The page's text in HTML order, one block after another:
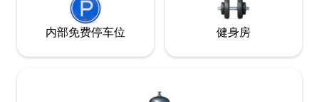
内部免费停车位 健身房